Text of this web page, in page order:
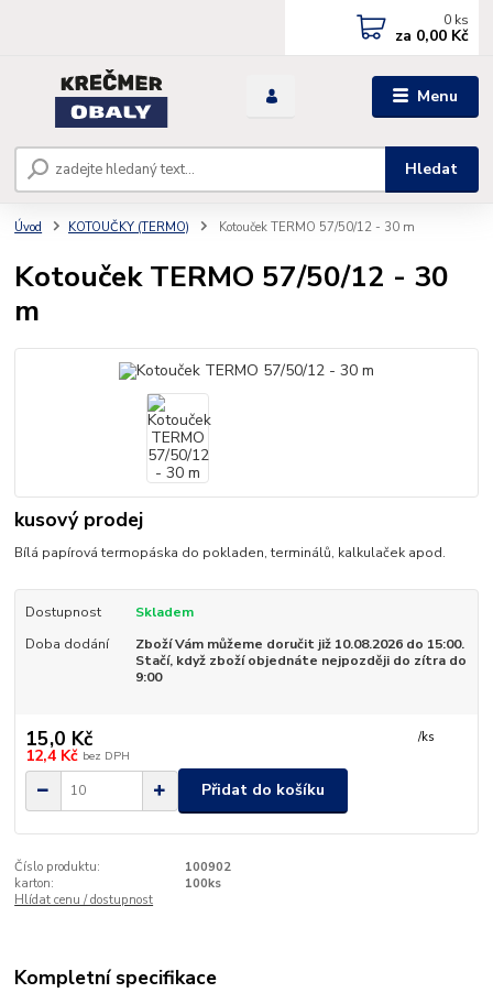
Menu
Hledat
0 ks
za 0,00 Kč
Úvod KOTOUČKY (TERMO) Kotouček TERMO 57/50/12 - 30 m
Kotouček TERMO 57/50/12 - 30
m
kusový prodej
Bílá papírová termopáska do pokladen, terminálů, kalkulaček apod.
Dostupnost
Skladem
Doba dodání
Zboží Vám můžeme doručit již 10.08.2026 do 15:00.
Stačí, když zboží objednáte nejpozději do zítra do
9:00
15,0 Kč /ks
12,4 Kč bez DPH
Přidat do košíku
Číslo produktu:
100902
karton:
100ks
Hlídat cenu / dostupnost
Kompletní specifikace